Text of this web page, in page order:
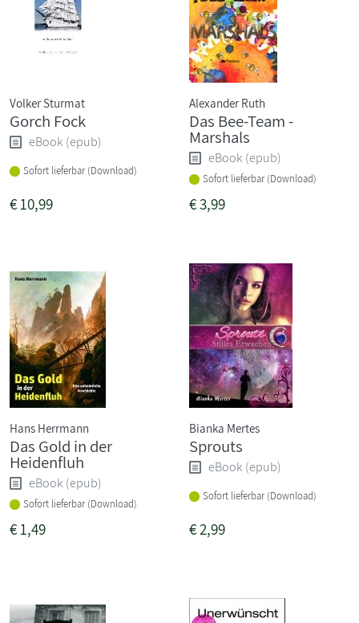
Volker Sturmat
Gorch Fock
eBook (epub)
Sofort lieferbar (Download)
€10,99
Alexander Ruth
Das Bee-Team -
Marshals
eBook (epub)
Sofort lieferbar (Download)
€3,99
Hans Herrmann
Das Gold in der
Heidenfluh
eBook (epub)
Sofort lieferbar (Download)
€1,49
Bianka Mertes
Sprouts
eBook (epub)
Sofort lieferbar (Download)
€2,99